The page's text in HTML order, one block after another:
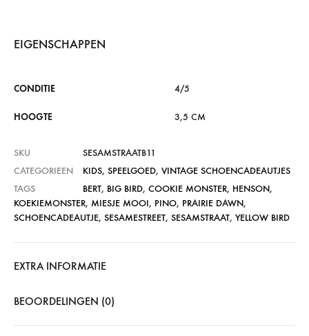
EIGENSCHAPPEN
CONDITIE 4/5
HOOGTE 3,5 CM
SKU
SESAMSTRAATB11
CATEGORIEEN
KIDS, SPEELGOED, VINTAGE SCHOENCADEAUTJES
TAGS
BERT, BIG BIRD, COOKIE MONSTER, HENSON,
KOEKIEMONSTER, MIESJE MOOI, PINO, PRAIRIE DAWN,
SCHOENCADEAUTJE, SESAMESTREET, SESAMSTRAAT, YELLOW BIRD
EXTRA INFORMATIE
BEOORDELINGEN (0)